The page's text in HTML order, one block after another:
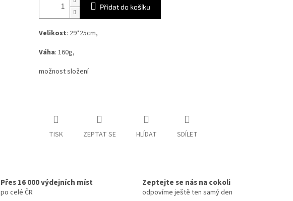
Přidat do košíku
Velikost: 29*25cm,
Váha: 160g,
možnost složení
TISK ZEPTAT SE HLÍDAT SDÍLET
Přes 16 000 výdejních míst
po celé ČR
Zeptejte se nás na cokoli
odpovíme ještě ten samý den